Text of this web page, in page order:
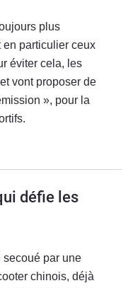
plus
en particulier ceux
éviter cela, les
vont proposer de
», pour la
défie les
secoué par une
chinois, déjà